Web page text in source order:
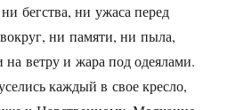
бегства, ни ужаса перед
ни памяти, ни пыла,
ветру и жара под одеялами.
каждый в свое кресло,